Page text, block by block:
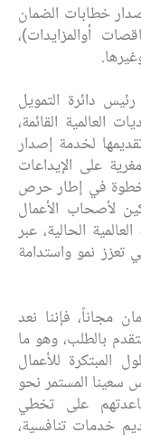
خطابات الضمان
أوالمزايدات)،
دائرة التمويل
القائمة،
لخدمة إصدار
على الإيداعات
في إطار حرص
لأصحاب الأعمال
الحالية، عبر
تعزز نمو واستدامة
مجاناً، فإننا نعد
وقت التقدم بالطلب، وهو ما
المبتكرة للأعمال
سعينا المستمر نحو
على تخطي
خدمات تنافسية،